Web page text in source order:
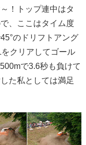
！トップ連中はタ
、ここはタイム度
のドリフトアング
クリアしてゴール
で3.6秒も負けて
た私としては満足